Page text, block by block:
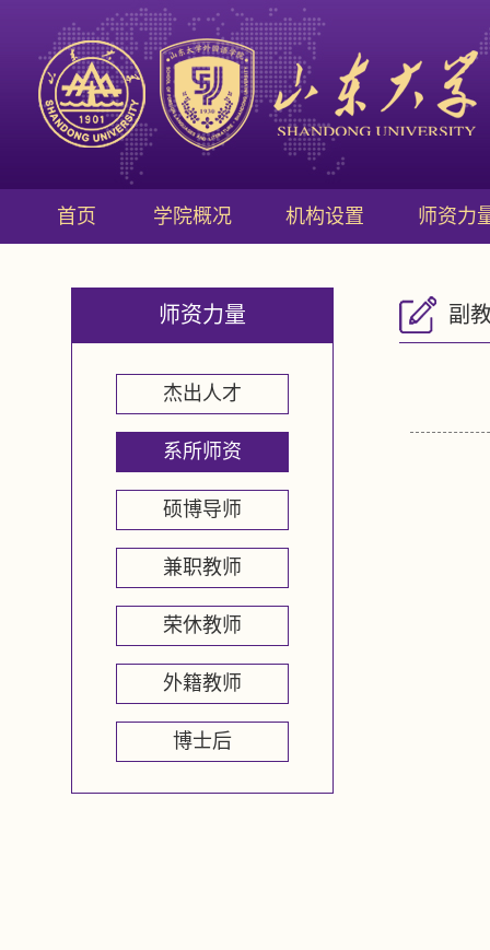
首页 学院概况 机构设置 师资力
师资力量
杰出人才
系所师资
硕博导师
兼职教师
荣休教师
外籍教师
博士后
副